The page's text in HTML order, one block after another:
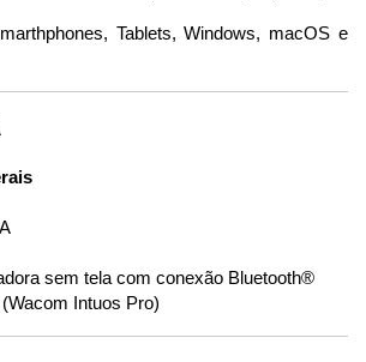
Tablets, Windows, macOS e
sem tela com conexão Bluetooth®
Intuos Pro)